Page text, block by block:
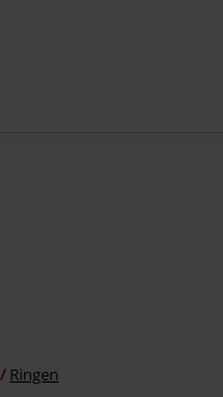
Ringen